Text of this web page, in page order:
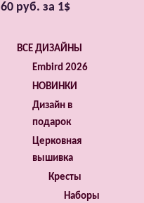
60 руб. за 1$
ВСЕ ДИЗАЙНЫ
Embird 2026
НОВИНКИ
Дизайн в
подарок
Церковная
вышивка
Кресты
Наборы